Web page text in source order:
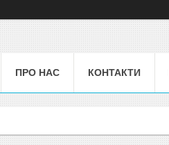
ПРО НАС КОНТАКТИ